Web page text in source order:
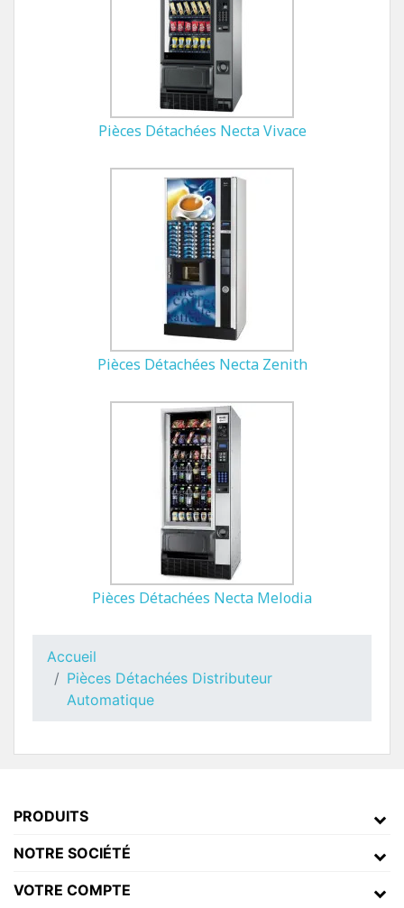
Pièces Détachées Necta Vivace
Pièces Détachées Necta Zenith
Pièces Détachées Necta Melodia
Accueil
Pièces Détachées Distributeur
Automatique
PRODUITS
NOTRE SOCIÉTÉ
VOTRE COMPTE